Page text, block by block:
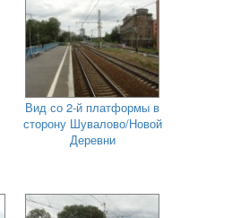
Вид со 2-й платформы в
сторону Шувалово/Новой
Деревни